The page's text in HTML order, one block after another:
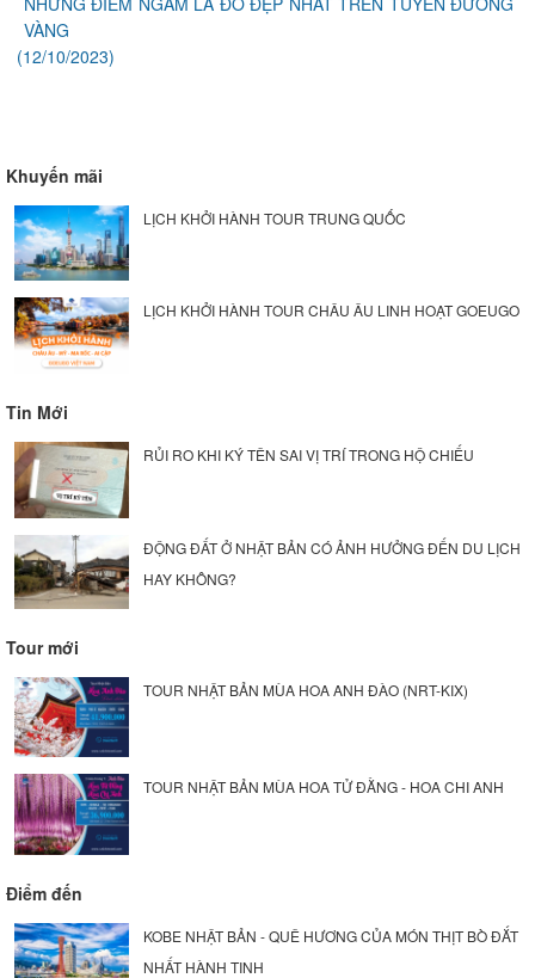
VÀNG
(12/10/2023)
Khuyến mãi
LỊCH KHỞI HÀNH TOUR TRUNG QUỐC
LỊCH KHỞI HÀNH TOUR CHÂU ÂU LINH HOẠT GOEUGO
Tin Mới
RỦI RO KHI KÝ TÊN SAI VỊ TRÍ TRONG HỘ CHIẾU
ĐỘNG ĐẤT Ở NHẬT BẢN CÓ ẢNH HƯỞNG ĐẾN DU LỊCH
HAY KHÔNG?
Tour mới
TOUR NHẬT BẢN MÙA HOA ANH ĐÀO (NRT-KIX)
TOUR NHẬT BẢN MÙA HOA TỬ ĐẰNG - HOA CHI ANH
Điểm đến
KOBE NHẬT BẢN - QUÊ HƯƠNG CỦA MÓN THỊT BÒ ĐẮT
NHẤT HÀNH TINH